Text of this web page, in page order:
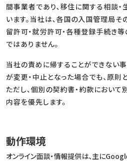
間事業者であり、移住に関する相談
います。当社は、各国の入国管理局
留許可・就労許可・各種登録手続き
ではありません。
当社の責めに帰することができない
が変更・中止となった場合でも、原則
ただし、個別の契約書・約款におい
内容を優先します。
動作環境
オンライン面談・情報提供は、主に